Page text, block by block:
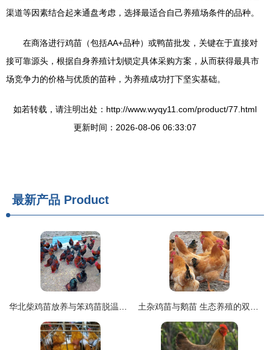
渠道等因素结合起来通盘考虑，选择最适合自己养殖场条件的品种。
在商洛进行鸡苗（包括AA+品种）或鸭苗批发，关键在于直接对
接可靠源头，根据自身养殖计划锁定具体采购方案，从而获得最具市
场竞争力的价格与优质的苗种，为养殖成功打下坚实基础。
如若转载，请注明出处：http://www.wyqy11.com/product/77.html
更新时间：2026-08-06 06:33:07
最新产品 Product